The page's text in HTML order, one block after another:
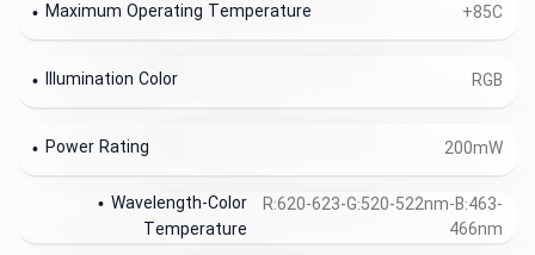
+85C
Maximum Operating Temperature
RGB
Illumination Color
200mW
Power Rating
R:620-623-G:520-522nm-B:463-
466nm
Wavelength-Color
Temperature